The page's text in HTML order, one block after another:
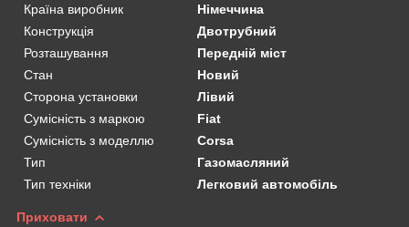
Країна виробник
Німеччина
Конструкція
Двотрубний
Розташування
Передній міст
Стан
Новий
Сторона установки
Лівий
Сумісність з маркою
Fiat
Сумісність з моделлю
Corsa
Тип
Газомасляний
Тип техніки
Легковий автомобіль
Приховати